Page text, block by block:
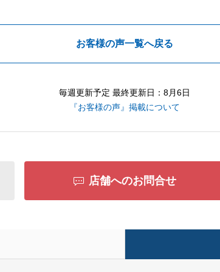
お客様の声一覧へ戻る
毎週更新予定 最終更新日：8月6日
『お客様の声』掲載について
店舗へのお問合せ